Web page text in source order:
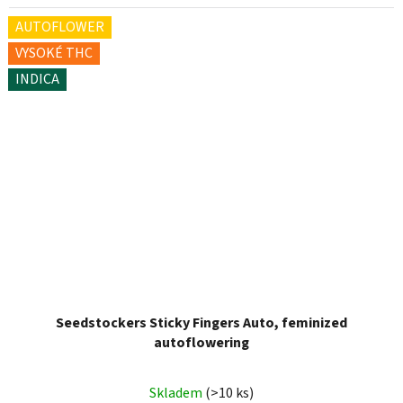
AUTOFLOWER
VYSOKÉ THC
INDICA
Seedstockers Sticky Fingers Auto, feminized
autoflowering
Skladem (>10 ks)